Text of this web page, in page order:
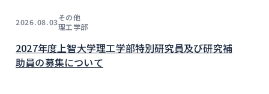
2026.08.03その他
理工学部
2027年度上智大学理工学部特別研究員及び研究補
助員の募集について